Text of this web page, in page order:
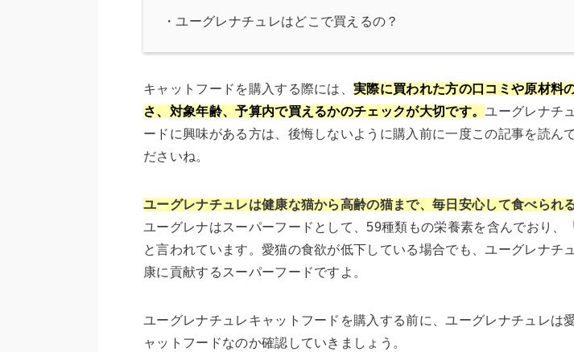
・ユーグレナチュレはどこで買えるの？
キャットフードを購入する際には、実際に買われた方の口コミや原材料
さ、対象年齢、予算内で買えるかのチェックが大切です。ユーグレナチ
ードに興味がある方は、後悔しないように購入前に一度この記事を読ん
ださいね。
ユーグレナチュレは健康な猫から高齢の猫まで、毎日安心して食べられ
ユーグレナはスーパーフードとして、59種類もの栄養素を含んでおり、
と言われています。愛猫の食欲が低下している場合でも、ユーグレナチ
康に貢献するスーパーフードですよ。
ユーグレナチュレキャットフードを購入する前に、ユーグレナチュレは
ャットフードなのか確認していきましょう。